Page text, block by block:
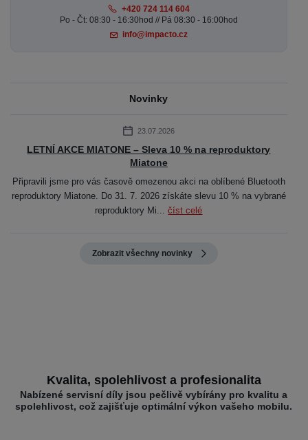
+420 724 114 604
Po - Čt: 08:30 - 16:30hod // Pá 08:30 - 16:00hod
info@impacto.cz
Novinky
23.07.2026
LETNÍ AKCE MIATONE – Sleva 10 % na reproduktory
Miatone
Připravili jsme pro vás časově omezenou akci na oblíbené Bluetooth
reproduktory Miatone. Do 31. 7. 2026 získáte slevu 10 % na vybrané
reproduktory Mi...číst celé
Zobrazit všechny novinky
Kvalita, spolehlivost a profesionalita
Nabízené servisní díly jsou pečlivě vybírány pro kvalitu a
spolehlivost, což zajišťuje optimální výkon vašeho mobilu.